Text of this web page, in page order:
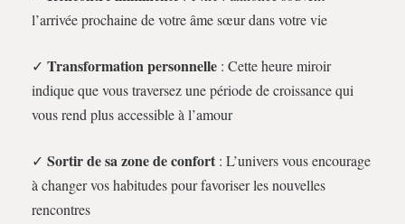
l’arrivée prochaine de votre âme sœur dans votre vie
✓ Transformation personnelle : Cette heure miroir
indique que vous traversez une période de croissance qui
vous rend plus accessible à l’amour
✓ Sortir de sa zone de confort : L’univers vous encourage
à changer vos habitudes pour favoriser les nouvelles
rencontres